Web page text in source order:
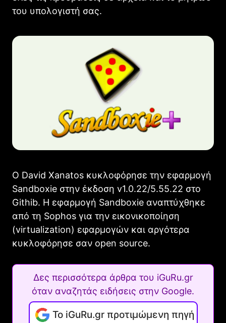
του υπολογιστή σας.
Ο David Xanatos κυκλοφόρησε την εφαρμογή
Sandboxie στην έκδοση v1.0.22/5.55.22 στο
Githib. Η εφαρμογή Sandboxie αναπτύχθηκε
από τη Sophos για την εικονικοποίηση
(virtualization) εφαρμογών και αργότερα
κυκλοφόρησε σαν open source.
Δες περισσότερα άρθρα του iGuRu.gr
όταν αναζητάς ειδήσεις στην Google.
Το iGuRu.gr προτιμώμενη πηγή